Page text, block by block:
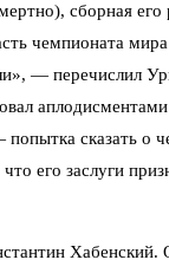
сборная его
чемпионата
— перечислил
сказать о
его заслуги
Хабенский.